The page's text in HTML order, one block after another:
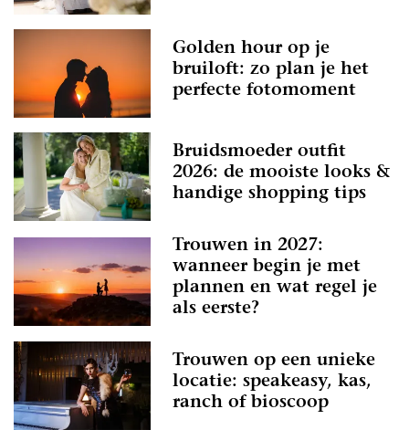
Golden hour op je
bruiloft: zo plan je het
perfecte fotomoment
Bruidsmoeder outfit
2026: de mooiste looks &
handige shopping tips
Trouwen in 2027:
wanneer begin je met
plannen en wat regel je
als eerste?
Trouwen op een unieke
locatie: speakeasy, kas,
ranch of bioscoop